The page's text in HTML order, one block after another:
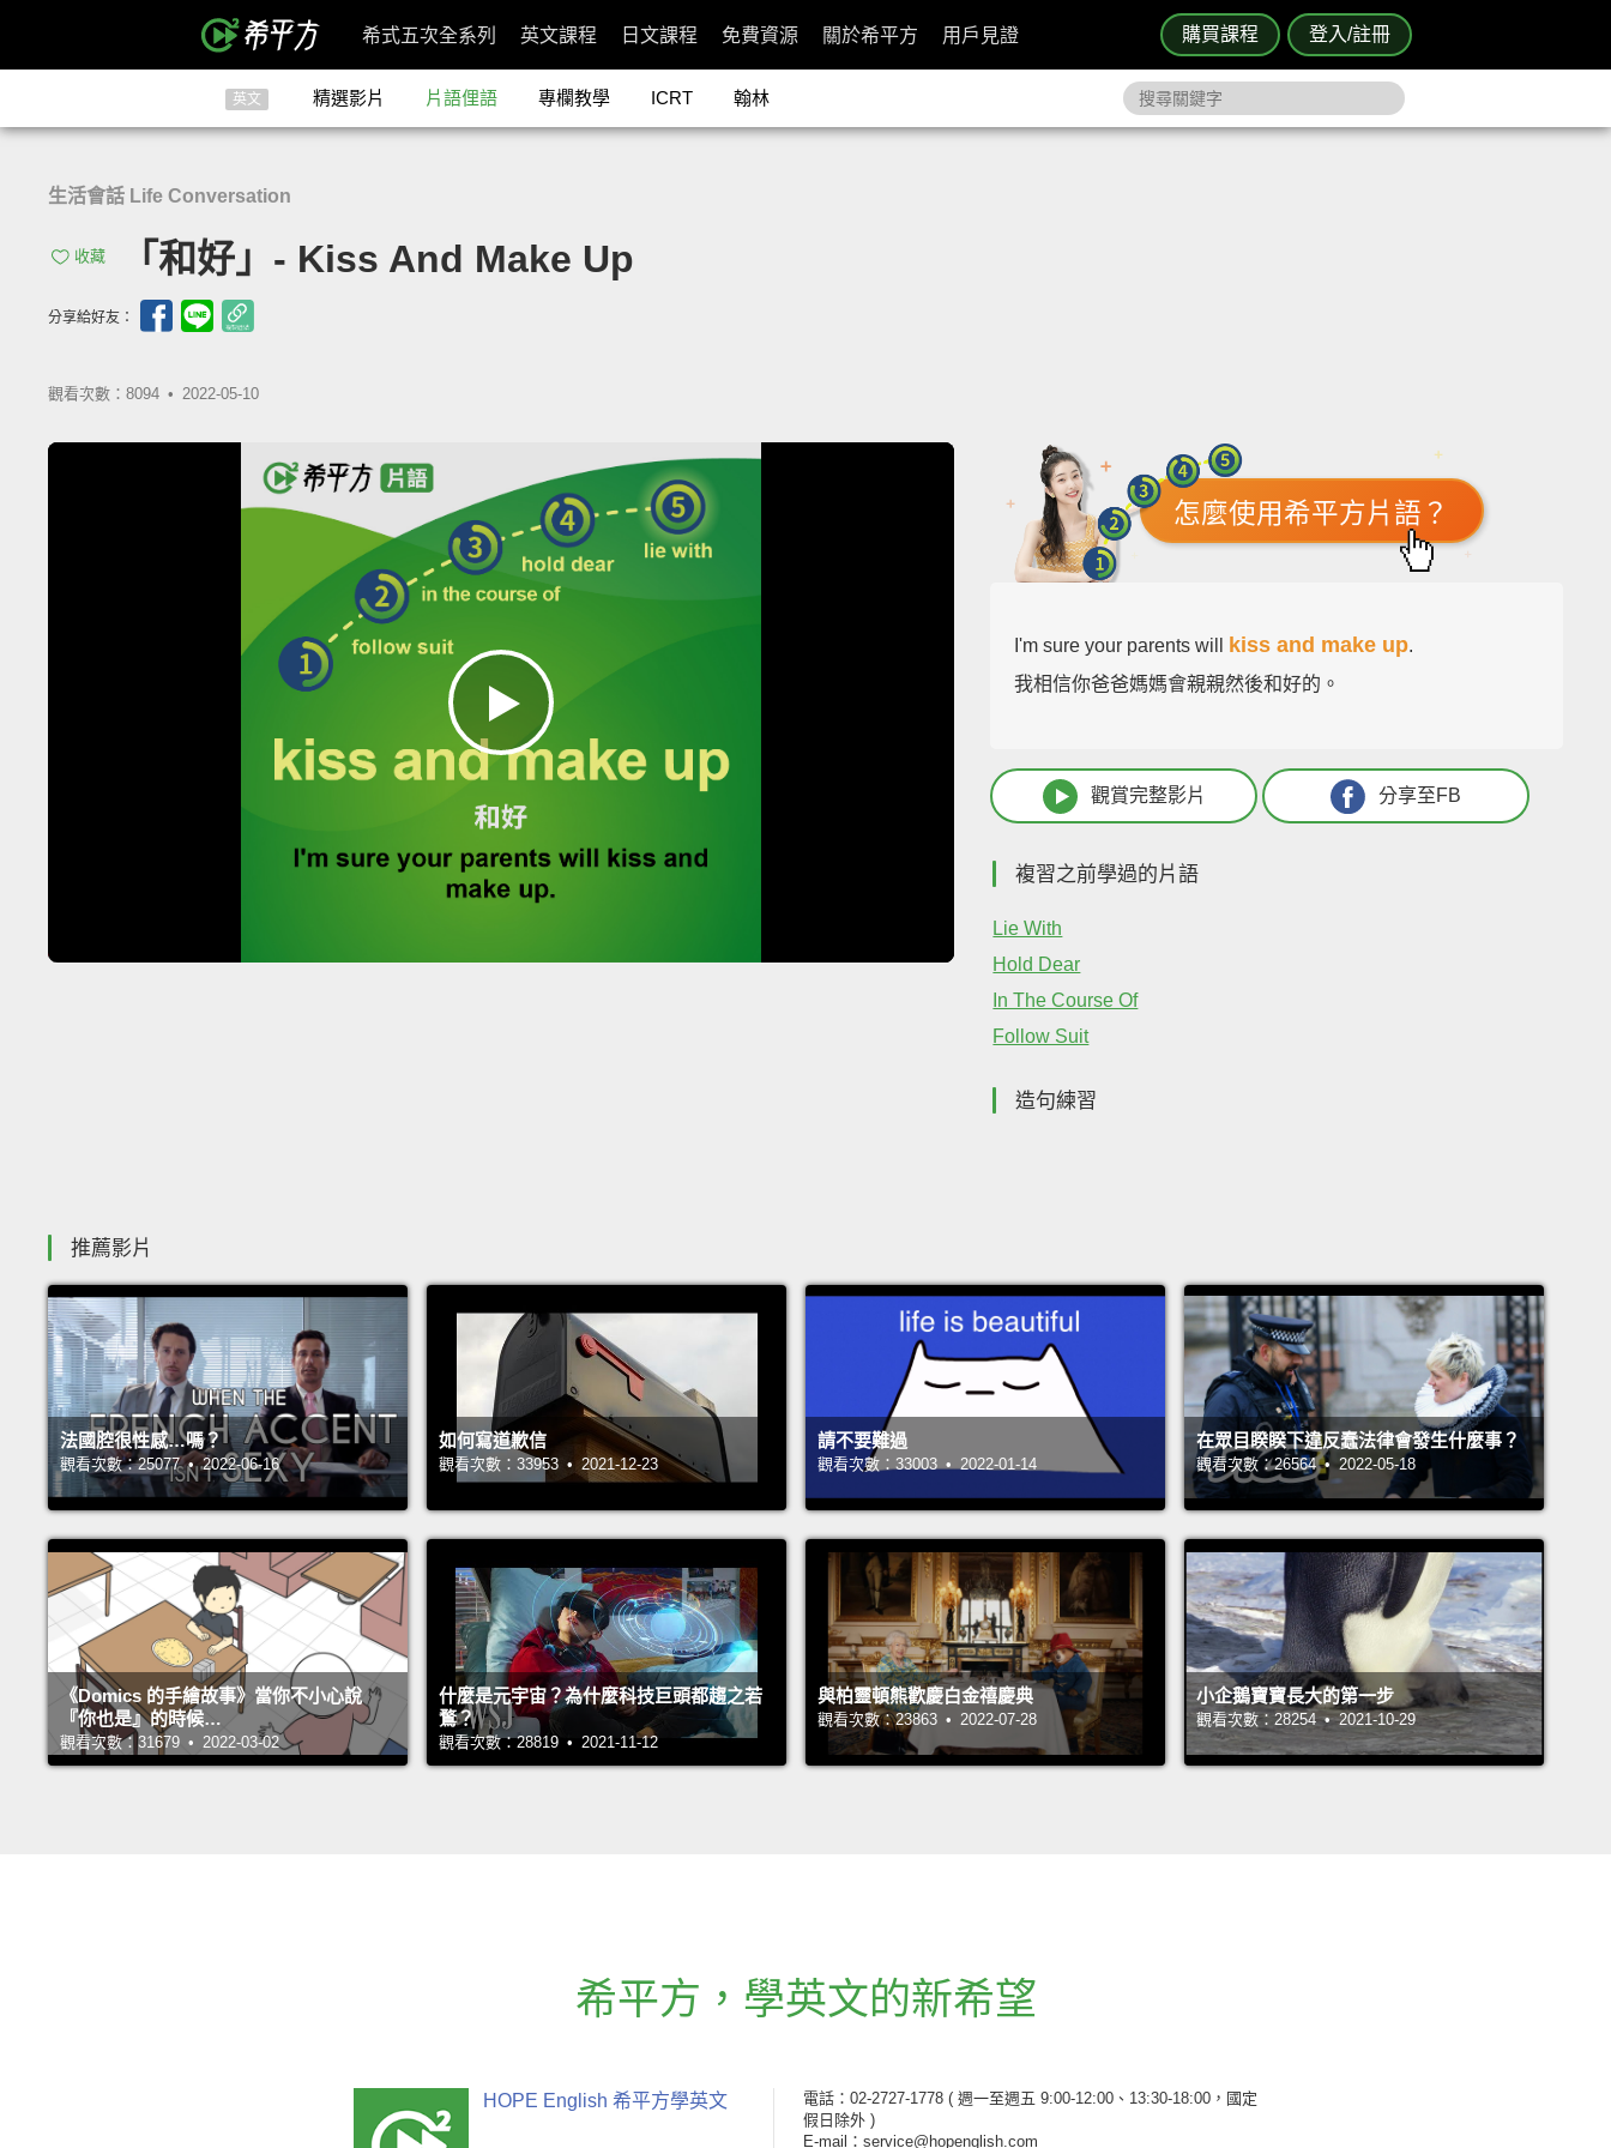
購買課程 登入/註冊
希式五次全系列 英文課程 日文課程 免費資源 關於希平方 用戶見證
英文 精選影片 片語俚語 專欄教學 ICRT 翰林
生活會話 Life Conversation
收藏 「和好」- Kiss And Make Up
分享給好友：
觀看次數：8094 • 2022-05-10
怎麼使用希平方片語？
I'm sure your parents will kiss and make up.
我相信你爸爸媽媽會親親然後和好的。
觀賞完整影片 分享至FB
複習之前學過的片語
Lie With
Hold Dear
In The Course Of
Follow Suit
造句練習
推薦影片
法國腔很性感…嗎？
觀看次數：25077 • 2022-06-16
如何寫道歉信
觀看次數：33953 • 2021-12-23
請不要難過
觀看次數：33003 • 2022-01-14
在眾目睽睽下違反蠢法律會發生什麼事？
觀看次數：26564 • 2022-05-18
《Domics 的手繪故事》當你不小心說
『你也是』的時候…
觀看次數：31679 • 2022-03-02
什麼是元宇宙？為什麼科技巨頭都趨之若
鶩？
觀看次數：28819 • 2021-11-12
與柏靈頓熊歡慶白金禧慶典
觀看次數：23863 • 2022-07-28
小企鵝寶寶長大的第一步
觀看次數：28254 • 2021-10-29
希平方 ， 學英文的新希望
HOPE English 希平方學英文 電話：02-2727-1778 ( 週一至週五 9:00-12:00、13:30-18:00，國定
假日除外 )
E-mail：service@hopenglish.com